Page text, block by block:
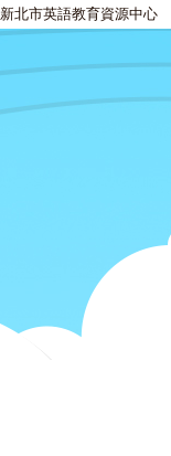
新北市英語教育資源中心